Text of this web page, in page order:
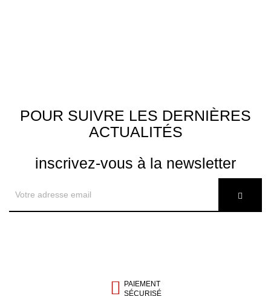
POUR SUIVRE LES DERNIÈRES
ACTUALITÉS
inscrivez-vous à la newsletter
PAIEMENT
SÉCURISÉ